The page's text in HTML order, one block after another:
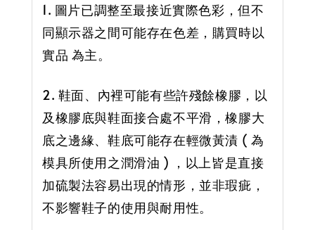
1. 圖片已調整至最接近實際色彩，但不
同顯示器之間可能存在色差，購買時以
實品 為主。
2. 鞋面、內裡可能有些許殘餘橡膠，以
及橡膠底與鞋面接合處不平滑，橡膠大
底之邊緣、鞋底可能存在輕微黃漬 ( 為
模具所使用之潤滑油 ) ，以上皆是直接
加硫製法容易出現的情形，並非瑕疵，
不影響鞋子的使用與耐用性。